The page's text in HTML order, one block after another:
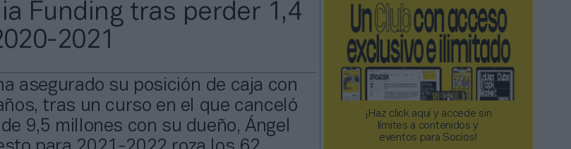
Funding tras perder 1,4
2021
asegurado su posición de caja con
tras un curso en el que canceló
9,5 millones con su dueño, Ángel
¡Haz click aquí y accede sin
límites a contenidos y
eventos para Socios!​​​​​​​